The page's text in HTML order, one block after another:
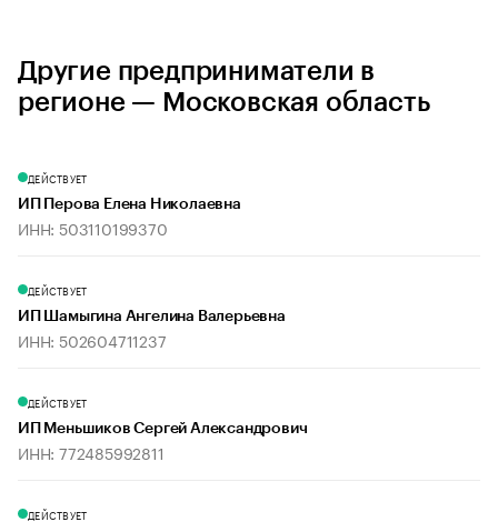
Другие предприниматели в
регионе — Московская область
ДЕЙСТВУЕТ
ИП Перова Елена Николаевна
ИНН: 503110199370
ДЕЙСТВУЕТ
ИП Шамыгина Ангелина Валерьевна
ИНН: 502604711237
ДЕЙСТВУЕТ
ИП Меньшиков Сергей Александрович
ИНН: 772485992811
ДЕЙСТВУЕТ